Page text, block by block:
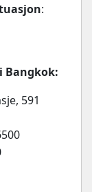
:
Bangkok:
591